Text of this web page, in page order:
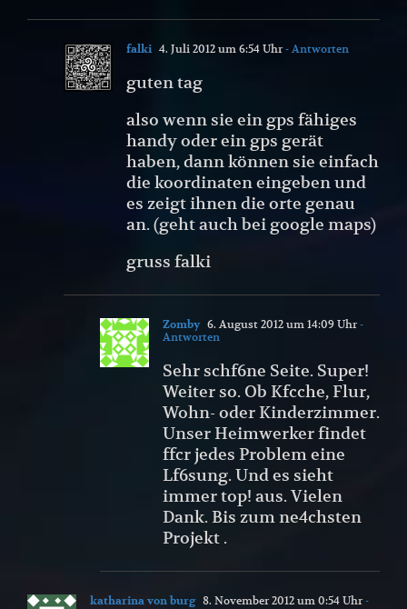
falki 4. Juli 2012 um 6:54 Uhr- Antworten
guten tag
also wenn sie ein gps fähiges
handy oder ein gps gerät
haben, dann können sie einfach
die koordinaten eingeben und
es zeigt ihnen die orte genau
an. (geht auch bei google maps)
gruss falki
Zomby 6. August 2012 um 14:09 Uhr-
Antworten
Sehr schf6ne Seite. Super!
Weiter so. Ob Kfcche, Flur,
Wohn- oder Kinderzimmer.
Unser Heimwerker findet
ffcr jedes Problem eine
Lf6sung. Und es sieht
immer top! aus. Vielen
Dank. Bis zum ne4chsten
Projekt .
katharina von burg 8. November 2012 um 0:54 Uhr-